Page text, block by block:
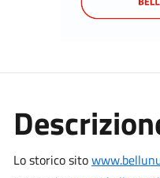
Lo storico sito